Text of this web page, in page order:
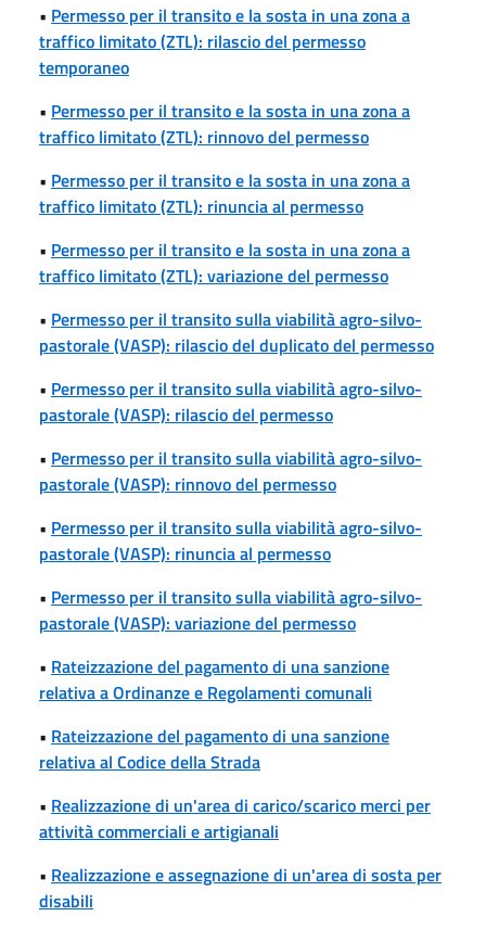
• Permesso per il transito e la sosta in una zona a
traffico limitato (ZTL): rilascio del permesso
temporaneo
• Permesso per il transito e la sosta in una zona a
traffico limitato (ZTL): rinnovo del permesso
• Permesso per il transito e la sosta in una zona a
traffico limitato (ZTL): rinuncia al permesso
• Permesso per il transito e la sosta in una zona a
traffico limitato (ZTL): variazione del permesso
• Permesso per il transito sulla viabilità agro-silvo-
pastorale (VASP): rilascio del duplicato del permesso
• Permesso per il transito sulla viabilità agro-silvo-
pastorale (VASP): rilascio del permesso
• Permesso per il transito sulla viabilità agro-silvo-
pastorale (VASP): rinnovo del permesso
• Permesso per il transito sulla viabilità agro-silvo-
pastorale (VASP): rinuncia al permesso
• Permesso per il transito sulla viabilità agro-silvo-
pastorale (VASP): variazione del permesso
• Rateizzazione del pagamento di una sanzione
relativa a Ordinanze e Regolamenti comunali
• Rateizzazione del pagamento di una sanzione
relativa al Codice della Strada
• Realizzazione di un'area di carico/scarico merci per
attività commerciali e artigianali
• Realizzazione e assegnazione di un'area di sosta per
disabili